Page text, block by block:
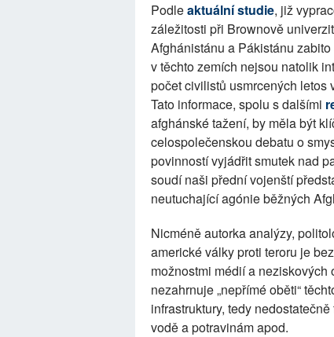
Podleaktuální studie, již
záležitosti při Brownově
Afghánistánu a Pákistánu
v těchto zemích nejsou natolik
počet civilistů usmrcených letos
Tato informace, spolu s dalšími
afghánské tažení, by měla být
celospolečenskou debatu o
povinností vyjádřit smutek nad
soudí naši přední vojenští
neutuchající agónie běžných
Nicméně autorka analýzy,
americké války proti teroru je
možnostmi médií a
nezahrnuje „nepřímé oběti“
infrastruktury, tedy
vodě a potravinám apod.